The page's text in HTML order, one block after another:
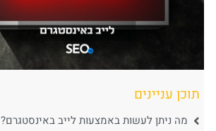
תוכן עניינים
מה ניתן לעשות באמצעות לייב באינסטגרם?